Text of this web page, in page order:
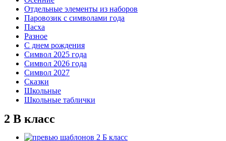
Отдельные элементы из наборов
Паровозик с символами года
Пасха
Разное
С днем рождения
Символ 2025 года
Символ 2026 года
Символ 2027
Сказки
Школьные
Школьные таблички
2 В класс